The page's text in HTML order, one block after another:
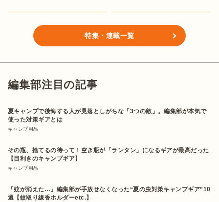
特集・連載一覧
編集部注目の記事
夏キャンプで後悔する人が見落としがちな「3つの敵」。編集部が本気で
使った対策ギアとは
キャンプ用品
その瓶、捨てるの待って！空き瓶が「ランタン」になるギアが最高だった
【目利きのキャンプギア】
キャンプ用品
「蚊が消えた…」編集部が手放せなくなった“夏の虫対策キャンプギア”10
選【蚊取り線香ホルダーetc.】